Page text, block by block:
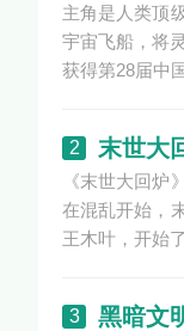
主角是人类顶
宇宙飞船，将
获得第28届中
2 末世大
《末世大回
在混乱开始，
王木叶，开始
3 黑暗文